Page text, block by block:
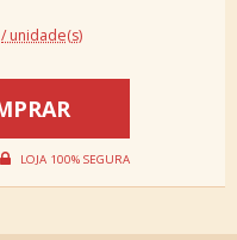
/ unidade(s)